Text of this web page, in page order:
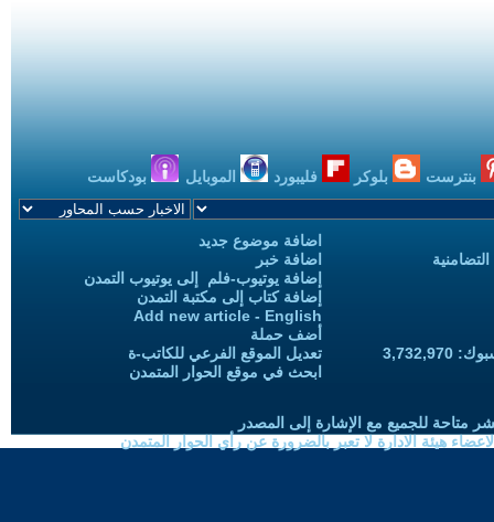
بنترست بلوكر فليبورد الموبايل بودكاست
اضافة موضوع جديد
اضافة خبر
إضافة يوتيوب-فلم إلى يوتيوب التمدن
إضافة كتاب إلى مكتبة التمدن
Add new article - English
أضف حملة
تعديل الموقع الفرعي للكاتب-ة
ابحث في موقع الحوار المتمدن
متاحة للجميع مع الإشارة إلى المصدر
هيئة الادارة لا تعبر بالضرورة عن رأي الحوار المتمدن